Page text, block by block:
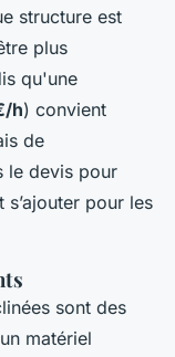
structure est
plus
qu'une
h) convient
de
le devis pour
s’ajouter pour les
sont des
matériel